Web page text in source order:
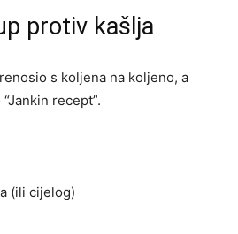
protiv kašlja
s koljena na koljeno, a
recept”.
(ili cijelog)